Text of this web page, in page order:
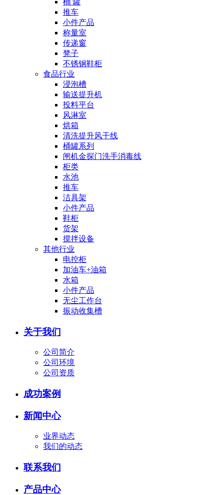
推车
小件产品
称量室
传递窗
凳子
不锈钢鞋柜
食品行业
浸泡槽
输送提升机
投料平台
风淋室
烘箱
清洗提升风干线
桶罐系列
闸机金探门洗手消毒线
柜类
水池
推车
洁具架
小件产品
鞋柜
货架
搅拌设备
其他行业
电控柜
加油车+油箱
水箱
小件产品
无尘工作台
振动收集槽
关于我们
公司简介
公司环境
公司资质
成功案例
新闻中心
业界动态
我们的动态
联系我们
产品中心